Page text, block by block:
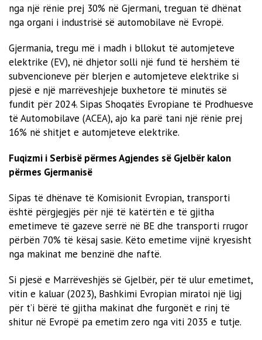
nga një rënie prej 30% në Gjermani, treguan të dhënat
nga organi i industrisë së automobilave në Evropë.
Gjermania, tregu më i madh i bllokut të automjeteve
elektrike (EV), në dhjetor solli një fund të hershëm të
subvencioneve për blerjen e automjeteve elektrike si
pjesë e një marrëveshjeje buxhetore të minutës së
fundit për 2024. Sipas Shoqatës Evropiane të Prodhuesve
të Automobilave (ACEA), ajo ka parë tani një rënie prej
16% në shitjet e automjeteve elektrike.
Fuqizmi i Serbisë përmes Agjendes së Gjelbër kalon
përmes Gjermanisë
Sipas të dhënave të Komisionit Evropian, transporti
është përgjegjës për një të katërtën e të gjitha
emetimeve të gazeve serrë në BE dhe transporti rrugor
përbën 70% të kësaj sasie. Këto emetime vijnë kryesisht
nga makinat me benzinë ​​dhe naftë.
Si pjesë e Marrëveshjës së Gjelbër, për të ulur emetimet,
vitin e kaluar (2023), Bashkimi Evropian miratoi një ligj
për t’i bërë të gjitha makinat dhe furgonët e rinj të
shitur në Evropë pa emetim zero nga viti 2035 e tutje.